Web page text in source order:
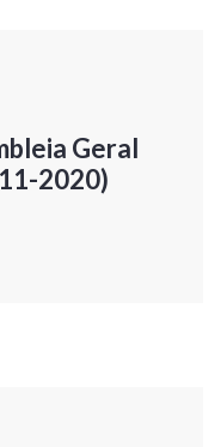
Geral
2020)